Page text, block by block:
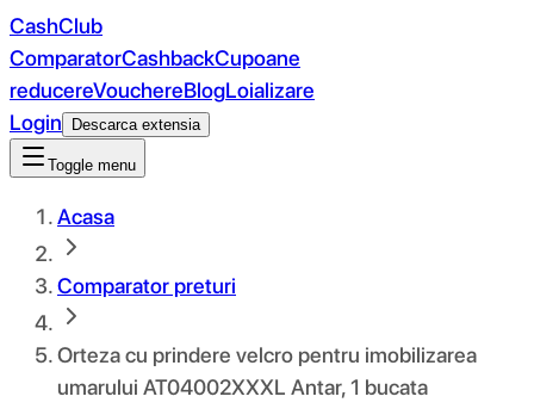
CashClub
ComparatorCashbackCupoane
reducereVouchereBlogLoializare
Login
Descarca extensia
Toggle menu
Acasa
Comparator preturi
Orteza cu prindere velcro pentru imobilizarea
umarului AT04002XXXL Antar, 1 bucata